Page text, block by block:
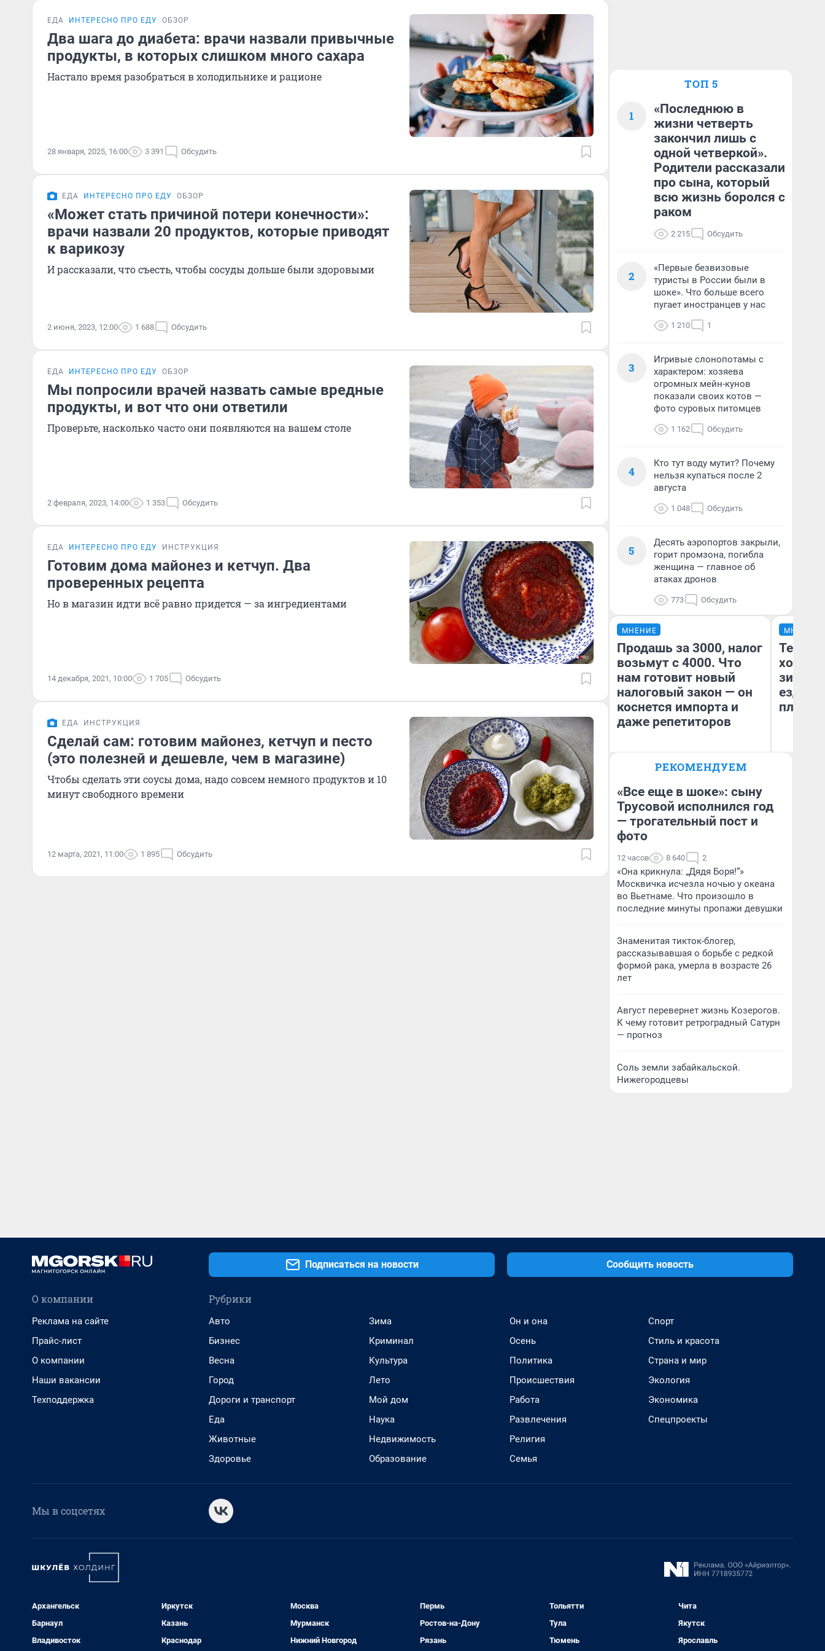
ЕДА ИНТЕРЕСНО ПРО ЕДУ ОБЗОР
Два шага до диабета: врачи назвали привычные
продукты, в которых слишком много сахара
Настало время разобраться в холодильнике и рационе
28 января, 2025, 16:00 3 391 Обсудить
ЕДА ИНТЕРЕСНО ПРО ЕДУ ОБЗОР
«Может стать причиной потери конечности»:
врачи назвали 20 продуктов, которые приводят
к варикозу
И рассказали, что съесть, чтобы сосуды дольше были здоровыми
2 июня, 2023, 12:00 1 688 Обсудить
ЕДА ИНТЕРЕСНО ПРО ЕДУ ОБЗОР
Мы попросили врачей назвать самые вредные
продукты, и вот что они ответили
Проверьте, насколько часто они появляются на вашем столе
2 февраля, 2023, 14:00 1 353 Обсудить
ЕДА ИНТЕРЕСНО ПРО ЕДУ ИНСТРУКЦИЯ
Готовим дома майонез и кетчуп. Два
проверенных рецепта
Но в магазин идти всё равно придется — за ингредиентами
14 декабря, 2021, 10:00 1 705 Обсудить
ЕДА ИНСТРУКЦИЯ
Сделай сам: готовим майонез, кетчуп и песто
(это полезней и дешевле, чем в магазине)
Чтобы сделать эти соусы дома, надо совсем немного продуктов и 10
минут свободного времени
12 марта, 2021, 11:00 1 895 Обсудить
ТОП 5
1
«Последнюю в
жизни четверть
закончил лишь с
одной четверкой».
Родители рассказали
про сына, который
всю жизнь боролся с
раком
2 215 Обсудить
2
«Первые безвизовые
туристы в России были в
шоке». Что больше всего
пугает иностранцев у нас
1 210 1
3
Игривые слонопотамы с
характером: хозяева
огромных мейн-кунов
показали своих котов —
фото суровых питомцев
1 162 Обсудить
4
Кто тут воду мутит? Почему
нельзя купаться после 2
августа
1 048 Обсудить
5
Десять аэропортов закрыли,
горит промзона, погибла
женщина — главное об
атаках дронов
773 Обсудить
МНЕНИЕ
Продашь за 3000, налог
возьмут с 4000. Что
нам готовит новый
налоговый закон — он
коснется импорта и
даже репетиторов
Анастасия Завгородняя
МНЕНИЕ
Тепло
зимой.
ездит
плюсы
РЕКОМЕНДУЕМ
«Все еще в шоке»: сыну
Трусовой исполнился год
— трогательный пост и
фото
12 часов 8 640 2
«Она крикнула: „Дядя Боря!“»
Москвичка исчезла ночью у океана
во Вьетнаме. Что произошло в
последние минуты пропажи девушки
Знаменитая тикток-блогер,
рассказывавшая о борьбе с редкой
формой рака, умерла в возрасте 26
лет
Август перевернет жизнь Козерогов.
К чему готовит ретроградный Сатурн
— прогноз
Соль земли забайкальской.
Нижегородцевы
Подписаться на новости Сообщить новость
О компании
Реклама на сайте
Прайс-лист
О компании
Наши вакансии
Техподдержка
Рубрики
Авто
Бизнес
Весна
Город
Дороги и транспорт
Еда
Животные
Здоровье
Зима
Криминал
Культура
Лето
Мой дом
Наука
Недвижимость
Образование
Он и она
Осень
Политика
Происшествия
Работа
Развлечения
Религия
Семья
Спорт
Стиль и красота
Страна и мир
Экология
Экономика
Спецпроекты
Мы в соцсетях
Архангельск
Барнаул
Владивосток
Иркутск
Казань
Краснодар
Москва
Мурманск
Нижний Новгород
Пермь
Ростов-на-Дону
Рязань
Тольятти
Тула
Тюмень
Чита
Якутск
Ярославль